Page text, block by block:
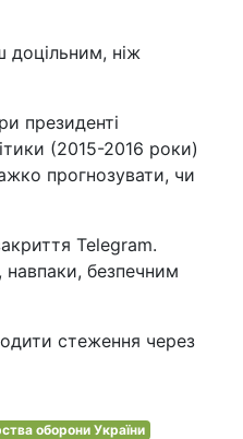
доцільним, ніж
президенті
(2015-2016 роки)
прогнозувати, чи
Telegram.
безпечним
стеження через
оборони України